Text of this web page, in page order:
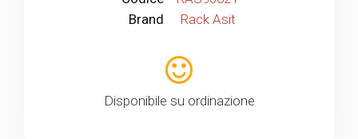
Brand
Rack Asit
Disponibile su ordinazione